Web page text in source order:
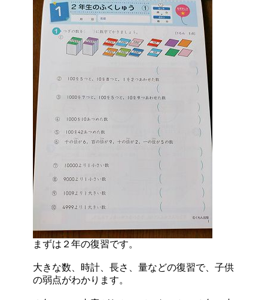
まずは２年の復習です。
大きな数、時計、長さ、量などの復習で、子供
の弱点がわかります。